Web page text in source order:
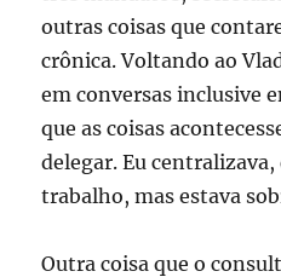
outras coisas que
crônica. Voltando ao
em conversas inclusive
que as coisas
delegar. Eu
trabalho, mas estava
Outra coisa que o